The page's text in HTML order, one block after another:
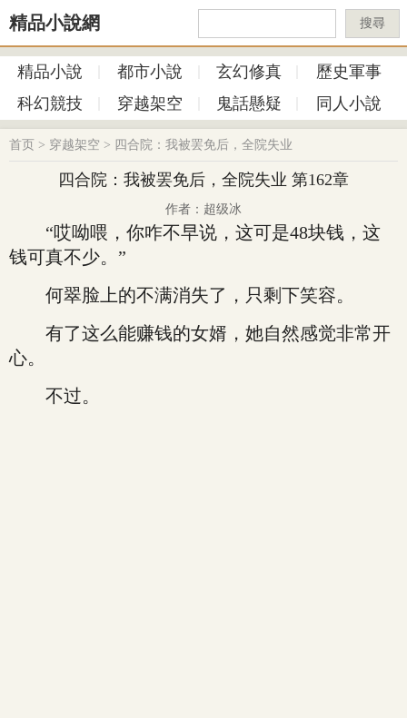
精品小說網 搜尋
精品小說 都市小說 玄幻修真
歷史軍事
科幻競技
穿越架空 鬼話懸疑 同人小說
首页 > 穿越架空 > 四合院：我被罢免后，全院失业
四合院：我被罢免后，全院失业 第162章
作者：超级冰
“哎呦喂，你咋不早说，这可是48块钱，这
钱可真不少。”
何翠脸上的不满消失了，只剩下笑容。
有了这么能赚钱的女婿，她自然感觉非常开
心。
不过。